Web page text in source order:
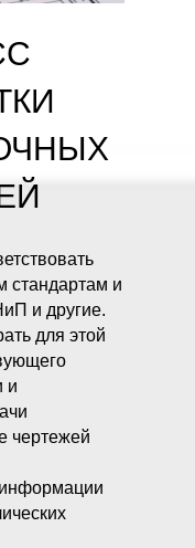
стандартам и
и другие.
для этой
и
чертежей